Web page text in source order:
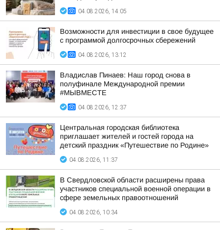
04.08.2026, 14:05
Возможности для инвестиции в свое будущее
с программой долгосрочных сбережений
04.08.2026, 13:12
Владислав Пинаев: Наш город снова в
полуфинале Международной премии
#МЫВМЕСТЕ
04.08.2026, 12:37
Центральная городская библиотека
приглашает жителей и гостей города на
детский праздник «Путешествие по Родине»
04.08.2026, 11:37
В Свердловской области расширены права
участников специальной военной операции в
сфере земельных правоотношений
04.08.2026, 10:34